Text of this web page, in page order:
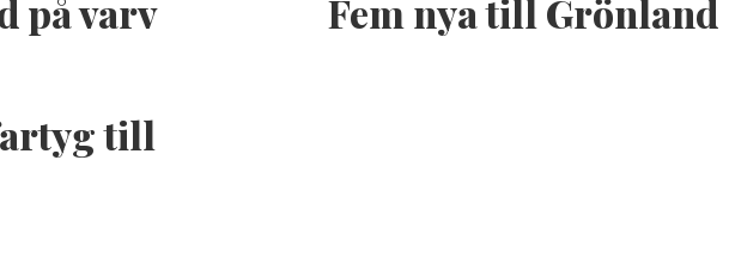
på varv Fem nya till Grönland
till